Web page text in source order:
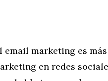
email marketing es
en redes